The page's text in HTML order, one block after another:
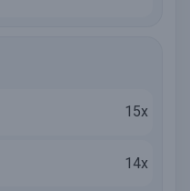
15x
14x